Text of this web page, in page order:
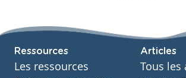
Ressources
Les ressources
Articles
Tous les